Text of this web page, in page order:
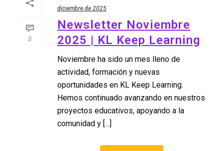
0
diciembre de 2025
Newsletter Noviembre
2025 | KL Keep Learning
Noviembre ha sido un mes lleno de
actividad, formación y nuevas
oportunidades en KL Keep Learning.
Hemos continuado avanzando en nuestros
proyectos educativos, apoyando a la
comunidad y [...]